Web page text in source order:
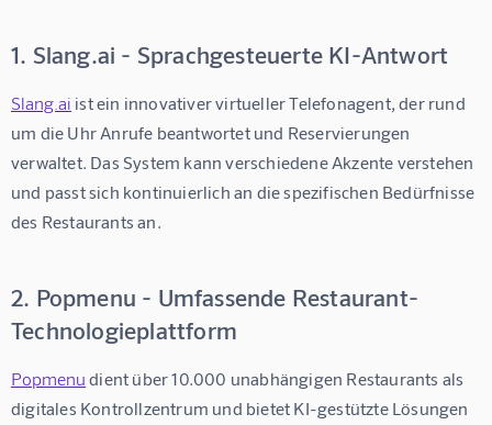
1. Slang.ai - Sprachgesteuerte KI-Antwort
Slang.ai ist ein innovativer virtueller Telefonagent, der rund
um die Uhr Anrufe beantwortet und Reservierungen
verwaltet. Das System kann verschiedene Akzente verstehen
und passt sich kontinuierlich an die spezifischen Bedürfnisse
des Restaurants an.
2. Popmenu - Umfassende Restaurant-
Technologieplattform
Popmenu dient über 10.000 unabhängigen Restaurants als
digitales Kontrollzentrum und bietet KI-gestützte Lösungen